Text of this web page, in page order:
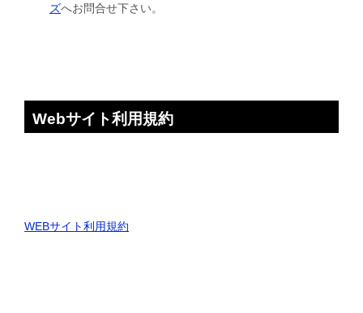
ズへお問合せ下さい。
Webサイト利用規約
WEBサイト利用規約